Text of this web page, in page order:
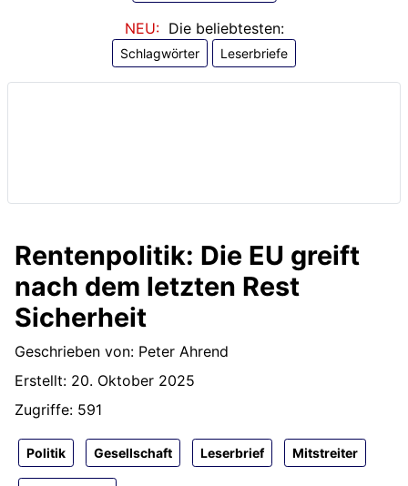
NEU:Die beliebtesten:
Schlagwörter Leserbriefe
Rentenpolitik: Die EU greift
nach dem letzten Rest
Sicherheit
Details
Geschrieben von: Peter Ahrend
Erstellt: 20. Oktober 2025
Zugriffe: 591
Politik Gesellschaft Leserbrief Mitstreiter